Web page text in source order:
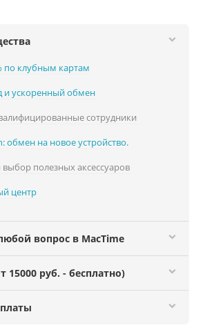
по клубным картам
и ускоренный обмен
сотрудники
обмен на новое устройство.
полезных аксессуаров
центр
вопрос в MacTime
15000 руб. - бесплатно)